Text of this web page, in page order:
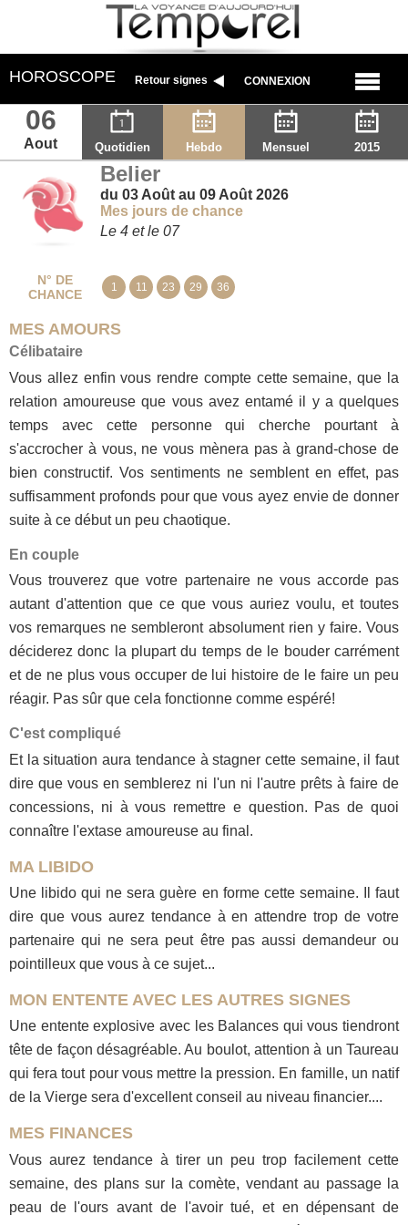
HOROSCOPE Retour signes CONNEXION
06
Aout Quotidien Hebdo Mensuel 2015
Belier
du 03 Août au 09 Août 2026
Mes jours de chance
Le 4 et le 07
N° DE
CHANCE
1 11 23 29 36
MES AMOURS
Célibataire
Vous allez enfin vous rendre compte cette semaine, que la
relation amoureuse que vous avez entamé il y a quelques
temps avec cette personne qui cherche pourtant à
s'accrocher à vous, ne vous mènera pas à grand-chose de
bien constructif. Vos sentiments ne semblent en effet, pas
suffisamment profonds pour que vous ayez envie de donner
suite à ce début un peu chaotique.
En couple
Vous trouverez que votre partenaire ne vous accorde pas
autant d'attention que ce que vous auriez voulu, et toutes
vos remarques ne sembleront absolument rien y faire. Vous
déciderez donc la plupart du temps de le bouder carrément
et de ne plus vous occuper de lui histoire de le faire un peu
réagir. Pas sûr que cela fonctionne comme espéré!
C'est compliqué
Et la situation aura tendance à stagner cette semaine, il faut
dire que vous en semblerez ni l'un ni l'autre prêts à faire de
concessions, ni à vous remettre e question. Pas de quoi
connaître l'extase amoureuse au final.
MA LIBIDO
Une libido qui ne sera guère en forme cette semaine. Il faut
dire que vous aurez tendance à en attendre trop de votre
partenaire qui ne sera peut être pas aussi demandeur ou
pointilleux que vous à ce sujet...
MON ENTENTE AVEC LES AUTRES SIGNES
Une entente explosive avec les Balances qui vous tiendront
tête de façon désagréable. Au boulot, attention à un Taureau
qui fera tout pour vous mettre la pression. En famille, un natif
de la Vierge sera d'excellent conseil au niveau financier....
MES FINANCES
Vous aurez tendance à tirer un peu trop facilement cette
semaine, des plans sur la comète, vendant au passage la
peau de l'ours avant de l'avoir tué, et en dépensant de